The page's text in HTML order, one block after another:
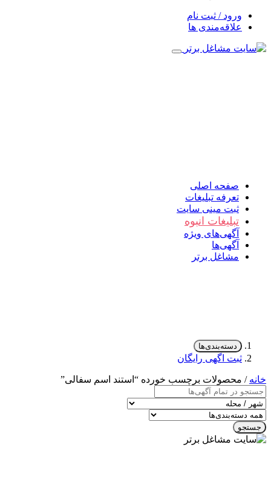
ورود / ثبت نام
علاقه‌مندی ها
صفحه اصلی
تعرفه تبلیغات
ثبت مینی سایت
تبلیغات انبوه
آگهی‌های ویژه
آگهی‌ها
مشاغل برتر
دسته‌بندی‌ها
ثبت اگهی رایگان
خانه / محصولات برچسب خورده “استند اسم سفالی”
جستجو